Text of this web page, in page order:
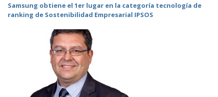
Samsung obtiene el 1er lugar en la categoría tecnología de
ranking de Sostenibilidad Empresarial IPSOS